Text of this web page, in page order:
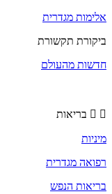
אלימות מגדרית
ביקורת תקשורת
חדשות מהעולם
בריאות
מיניות
רפואה מגדרית
בריאות הנפש